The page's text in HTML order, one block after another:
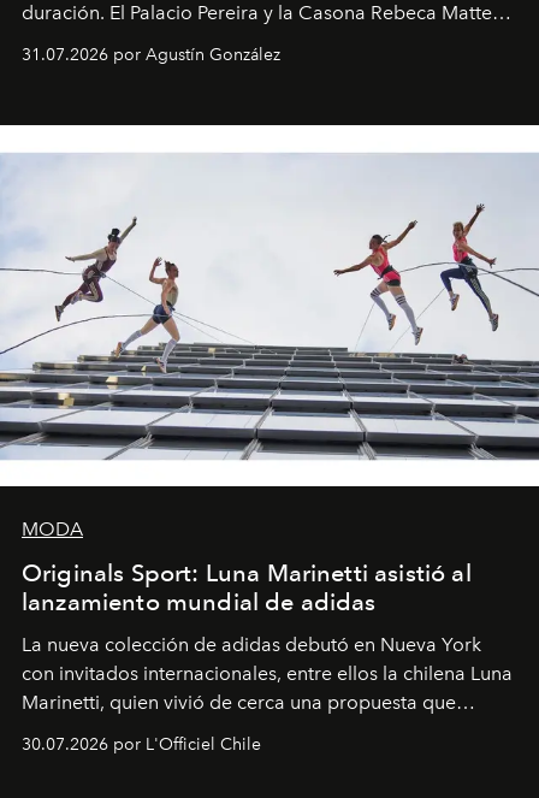
duración. El Palacio Pereira y la Casona Rebeca Matte
son algunos de los lugares que han albergado estas
miniobras. Sus puestas en escena son limpias; ponen el
31.07.2026 por Agustín González
MODA
Originals Sport: Luna Marinetti asistió al
lanzamiento mundial de adidas
La nueva colección de adidas debutó en Nueva York
con invitados internacionales, entre ellos la chilena Luna
Marinetti, quien vivió de cerca una propuesta que
fusiona moda y rendimiento.
30.07.2026 por L'Officiel Chile